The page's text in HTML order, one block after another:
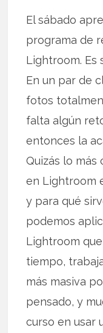
El sábado
programa de
Lightroom. Es
En un par de
fotos
falta algún
entonces la
Quizás lo
en Lightroom
y para qué
podemos
Lightroom
tiempo,
más masiva
pensado, y
curso en usar